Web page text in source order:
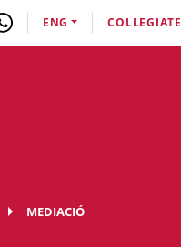
ENG COLLEGIATE
MEDIACIÓ